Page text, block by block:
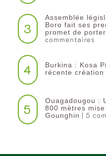
3
Assemblée
Boro fait ses
promet de
commentaires
4
Burkina : Kosa
récente création
5
Ouagadougou :
800 mètres
Gounghin | 5